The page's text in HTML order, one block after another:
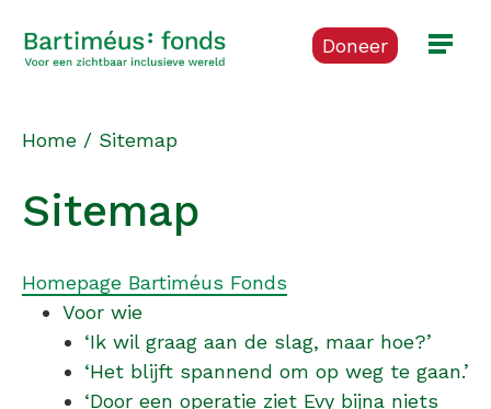
Doneer
Home / Sitemap
Sitemap
Homepage Bartiméus Fonds
Voor wie
‘Ik wil graag aan de slag, maar hoe?’
‘Het blijft spannend om op weg te gaan.’
‘Door een operatie ziet Evy bijna niets